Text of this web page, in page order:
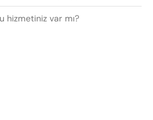
hizmetiniz var mı?